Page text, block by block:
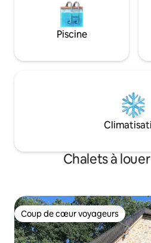
Piscine
Chalets à
Coup de cœur voyageurs
Coup de cœur voyageurs